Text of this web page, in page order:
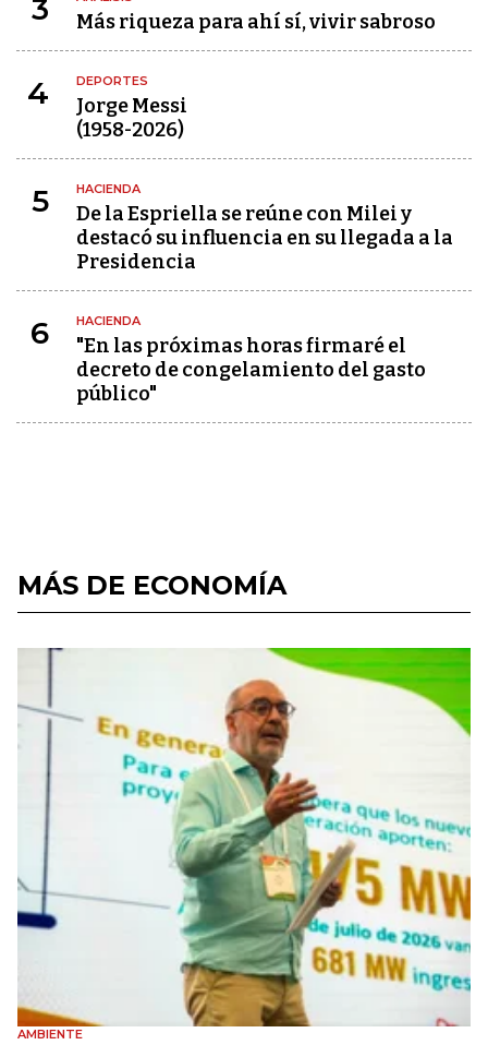
3 Más riqueza para ahí sí, vivir sabroso
4 DEPORTES
Jorge Messi
(1958-2026)
5 HACIENDA
De la Espriella se reúne con Milei y
destacó su influencia en su llegada a la
Presidencia
6 HACIENDA
"En las próximas horas firmaré el
decreto de congelamiento del gasto
público"
MÁS DE ECONOMÍA
AMBIENTE